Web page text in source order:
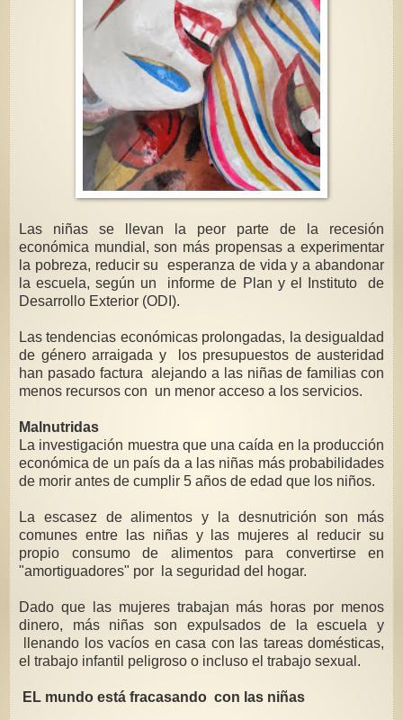
Las niñas se llevan la peor parte de la recesión
económica mundial, son más propensas a experimentar
la pobreza, reducir su esperanza de vida y a abandonar
la escuela, según un informe de Plan y el Instituto de
Desarrollo Exterior (ODI).
Las tendencias económicas prolongadas, la desigualdad
de género arraigada y los presupuestos de austeridad
han pasado factura alejando a las niñas de familias con
menos recursos con un menor acceso a los servicios.
Malnutridas
La investigación muestra que una caída en la producción
económica de un país da a las niñas más probabilidades
de morir antes de cumplir 5 años de edad que los niños.
La escasez de alimentos y la desnutrición son más
comunes entre las niñas y las mujeres al reducir su
propio consumo de alimentos para convertirse en
"amortiguadores" por la seguridad del hogar.
Dado que las mujeres trabajan más horas por menos
dinero, más niñas son expulsados ​​de la escuela y
llenando los vacíos en casa con las tareas domésticas,
el trabajo infantil peligroso o incluso el trabajo sexual.
EL mundo está fracasando con las niñas